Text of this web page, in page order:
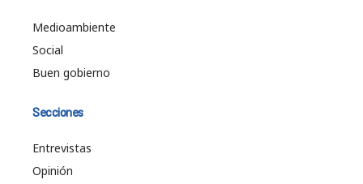
Medioambiente
Social
Buen gobierno
Secciones
Entrevistas
Opinión